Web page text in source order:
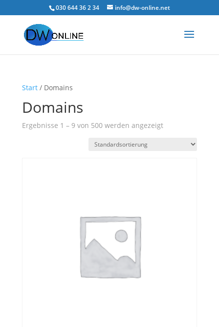
030 644 36 2 34 info@dw-online.net
Start/ Domains
Domains
Ergebnisse 1 – 9 von 500 werden angezeigt